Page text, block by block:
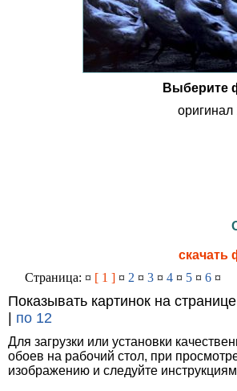
Выберите
скачать
Страница: ¤ [ 1 ]¤ 2 ¤ 3¤ 4¤ 5¤ 6¤
Показывать картинок на странице
| по 12
Для загрузки или установки
обоев на рабочий стол, при
изображению и следуйте